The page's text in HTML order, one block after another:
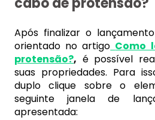
Após finalizar o
orientado no artigo Como
protensão?, é possível
suas propriedades. Para
duplo clique sobre o
seguinte janela de
apresentada: